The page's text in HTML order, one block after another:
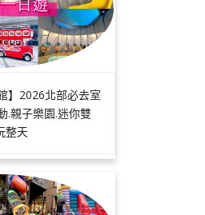
】2026北部必去室
.親子樂園.迷你雙
整天